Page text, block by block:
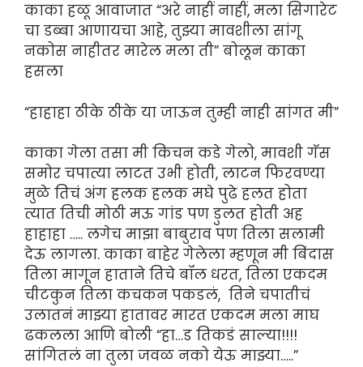
काका हळू आवाजात “अरे नाहीं नाहीं, मला सिगारेट
चा डब्बा आणायचा आहे, तुझ्या मावशीला सांगू
नकोस नाहीतर मारेल मला ती” बोलून काका
हसला
“हाहाहा ठीके ठीके या जाऊन तुम्ही नाही सांगत मी”
काका गेला तसा मी किचन कडे गेलो, मावशी गॅस
समोर चपात्या लाटत उभी होती, लाटन फिरवण्या
मुळे तिचं अंग हलक हलक मघे पुढे हलत होता
त्यात तिची मोठी मऊ गांड पण डुलत होती अह
हाहाहा ….. लगेच माझा बाबुराव पण तिला सलामी
देऊ लागला. काका बाहेर गेलेला म्हणून मी बिंदास
तिला मागून हाताने तिचे बॉल धरत, तिला एकदम
चीटकुन तिला कचकन पकडलं, तिने चपातीचं
उलातनं माझ्या हातावर मारत एकदम मला माघ
ढकलला आणि बोली “हा…ड तिकडं साल्या!!!!
सांगितलं ना तुला जवळ नको येऊ माझ्या…..”